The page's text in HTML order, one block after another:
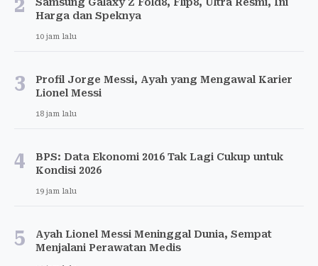
2
Harga dan Speknya
10 jam lalu
3
Profil Jorge Messi, Ayah yang Mengawal Karier
Lionel Messi
18 jam lalu
4
BPS: Data Ekonomi 2016 Tak Lagi Cukup untuk
Kondisi 2026
19 jam lalu
5
Ayah Lionel Messi Meninggal Dunia, Sempat
Menjalani Perawatan Medis